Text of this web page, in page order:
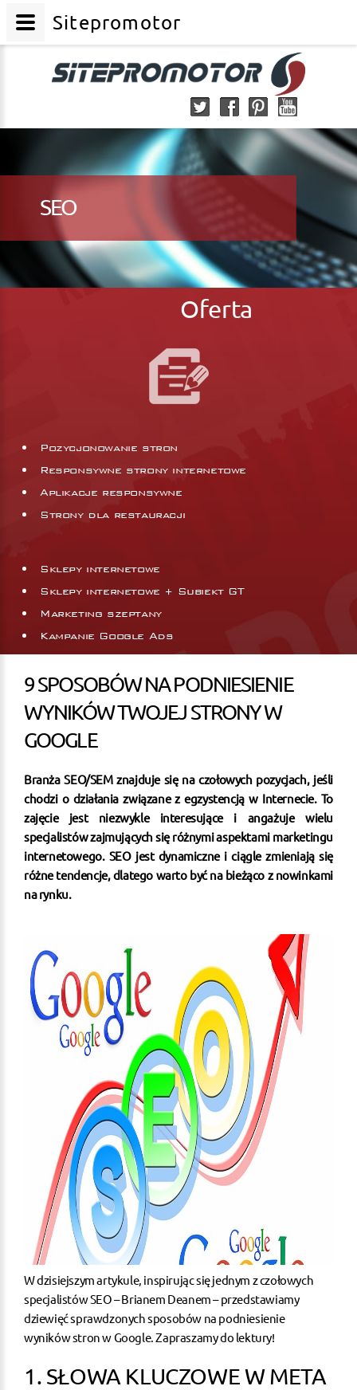
SEO
Oferta
Pozycjonowanie stron
Responsywne strony internetowe
Aplikacje responsywne
Strony dla restauracji
Sklepy internetowe
Sklepy internetowe + Subiekt GT
Marketing szeptany
Kampanie Google Ads
9 SPOSOBÓW NA PODNIESIENIE
WYNIKÓW TWOJEJ STRONY W
GOOGLE
Branża SEO/SEM znajduje się na czołowych pozycjach, jeśli
chodzi o działania związane z egzystencją w Internecie. To
zajęcie jest niezwykle interesujące i angażuje wielu
specjalistów zajmujących się różnymi aspektami marketingu
internetowego. SEO jest dynamiczne i ciągle zmieniają się
różne tendencje, dlatego warto być na bieżąco z nowinkami
na rynku.
W dzisiejszym artykule, inspirując się jednym z czołowych
specjalistów SEO – Brianem Deanem – przedstawiamy
dziewięć sprawdzonych sposobów na podniesienie
wyników stron w Google. Zapraszamy do lektury!
1. SŁOWA KLUCZOWE W META
Sitepromotor